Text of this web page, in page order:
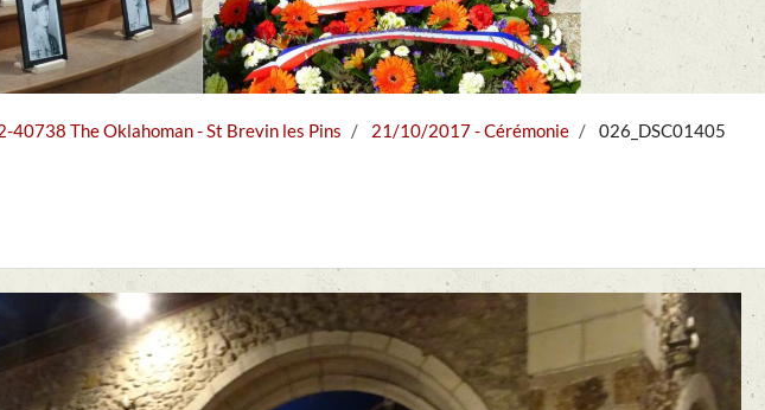
The Oklahoman - St Brevin les Pins 21/10/2017 - Cérémonie 026_DSC01405